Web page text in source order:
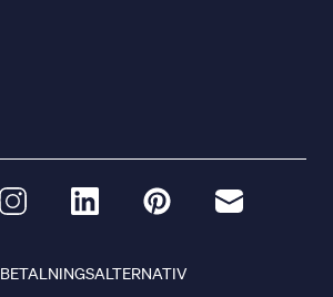
BETALNINGSALTERNATIV